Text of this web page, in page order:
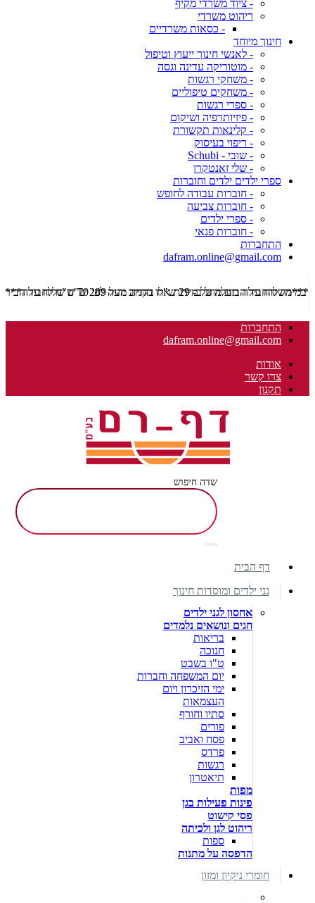
- ציוד משרדי מקיף
ריהוט משרדי
- כסאות משרדיים
חינוך מיוחד
- לאנשי חינוך ייעוץ וטיפול
- מוטוריקה עדינה וגסה
- משחקי רגשות
- משחקים טיפוליים
- ספרי רגשות
- פיזיותרפיה ושיקום
- קלינאות תקשורת
- ריפוי בעיסוק
- שובי - Schubi
- שלי זאנטקרן
ספרי ילדים ילדים וחוברות
- חוברות עבודה לחופש
- חוברות צביעה
- ספרי ילדים
- חוברות פנאי
התחברות
dafram.online@gmail.com
***משלוח עד הבית מוזל ב- 29 ש"ח בקניה מעל 289 ש"ח שליח עד הבית ***
התחברות
dafram.online@gmail.com
אודות
צרו קשר
תקנון
שדה חיפוש
דף הבית
גני ילדים ומוסדות חינוך
אחסון לגני ילדים
חגים ונושאים נלמדים
בריאות
חנוכה
ט"ו בשבט
יום המשפחה וחברות
ימי הזיכרון ויום
העצמאות
סתיו וחורף
פורים
פסח ואביב
פרדס
רגשות
תיאטרון
מפות
פינות פעילות בגן
פסי קישוט
ריהוט לגן ולכיתה
ספות
הדפסה על מתנות
חומרי ניקיון ומזון